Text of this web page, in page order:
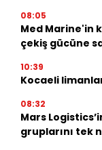
08:05
Med Marine'in
çekiş gücüne
10:39
Kocaeli
08:32
Mars
gruplarını tek